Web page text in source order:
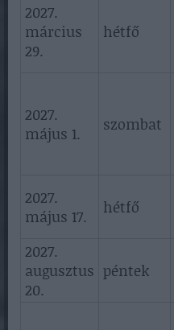
2027.
március
29.
hétfő
2027.
május 1.
szombat
2027.
május 17.
hétfő
2027.
augusztus
20.
péntek